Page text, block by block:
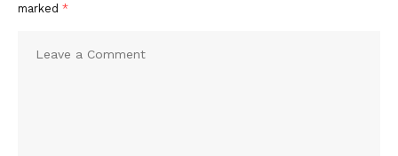
marked *